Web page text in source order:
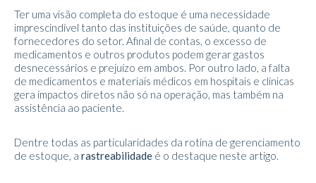
Ter uma visão completa do estoque é uma necessidade
imprescindível tanto das instituições de saúde, quanto de
fornecedores do setor. Afinal de contas, o excesso de
medicamentos e outros produtos podem gerar gastos
desnecessários e prejuízo em ambos. Por outro lado, a falta
de medicamentos e materiais médicos em hospitais e clínicas
gera impactos diretos não só na operação, mas também na
assistência ao paciente.
Dentre todas as particularidades da rotina de gerenciamento
de estoque, a rastreabilidade é o destaque neste artigo.